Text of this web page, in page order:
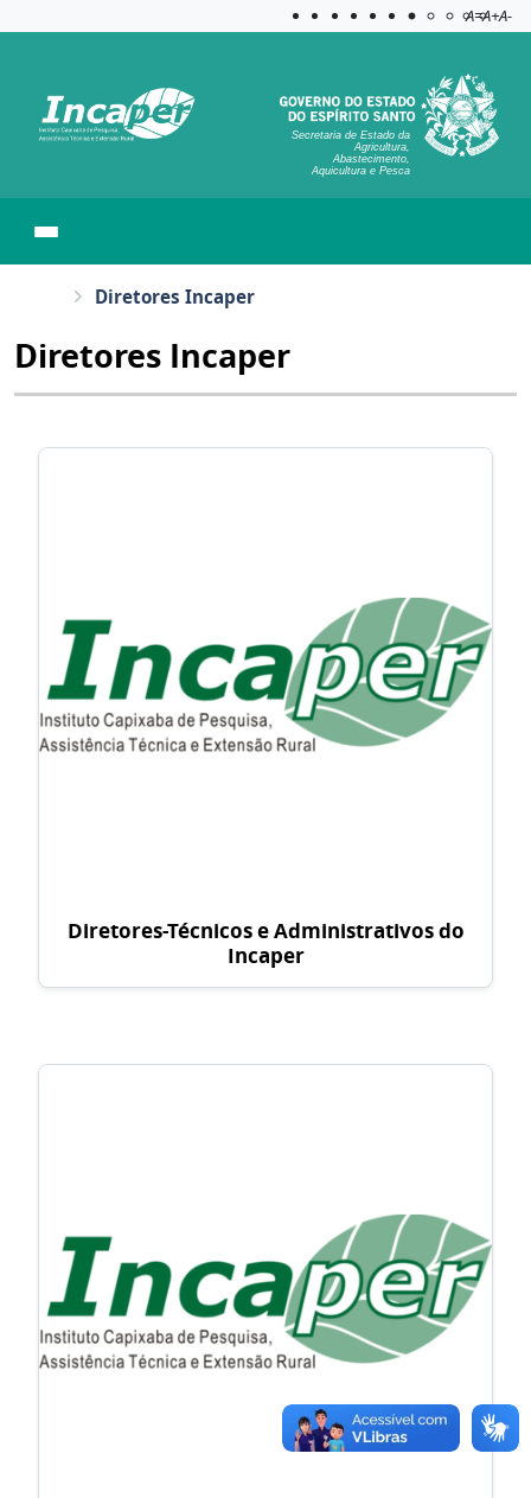
Aplicar
A=A+A-
Secretaria de Estado da
Agricultura,
Abastecimento,
Aquicultura e Pesca
Diretores Incaper
Diretores Incaper
Diretores-Técnicos e Administrativos do
Incaper